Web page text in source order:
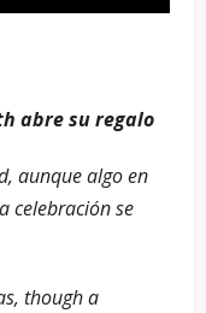
abre su regalo
aunque algo en
celebración se
though a